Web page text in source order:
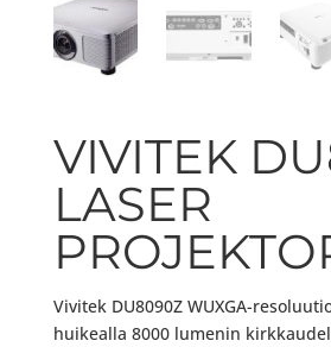
VIVITEK
LASER
Vivitek DU8090Z WUXGA-
huikealla 8000 lumenin